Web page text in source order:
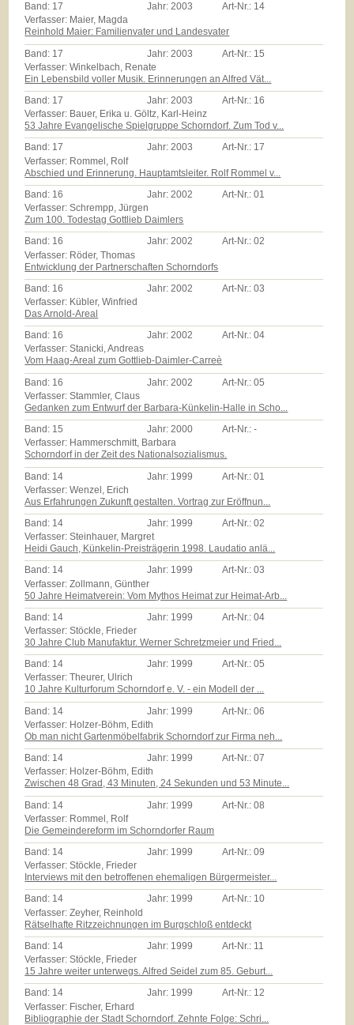
Band: 17 Jahr:2003 Art-Nr.: 14
Verfasser: Maier, Magda
Reinhold Maier: Familienvater und Landesvater
Band: 17 Jahr: 2003 Art-Nr.: 15
Verfasser: Winkelbach, Renate
Ein Lebensbild voller Musik. Erinnerungen an Alfred Vät...
Band: 17 Jahr:2003 Art-Nr.: 16
Verfasser: Bauer, Erika u. Göltz, Karl-Heinz
53 Jahre Evangelische Spielgruppe Schorndorf. Zum Tod v...
Band: 17 Jahr:2003 Art-Nr.: 17
Verfasser: Rommel, Rolf
Abschied und Erinnerung. Hauptamtsleiter. Rolf Rommel v...
Band: 16 Jahr:2002 Art-Nr.:01
Verfasser: Schrempp, Jürgen
Zum 100. Todestag Gottlieb Daimlers
Band: 16 Jahr:2002 Art-Nr.:02
Verfasser: Röder, Thomas
Entwicklung der Partnerschaften Schorndorfs
Band: 16 Jahr: 2002 Art-Nr.:03
Verfasser: Kübler, Winfried
Das Arnold-Areal
Band: 16 Jahr:2002 Art-Nr.:04
Verfasser: Stanicki, Andreas
Vom Haag-Areal zum Gottlieb-Daimler-Carreè
Band: 16 Jahr: 2002 Art-Nr.:05
Verfasser: Stammler, Claus
Gedanken zum Entwurf der Barbara-Künkelin-Halle in Scho...
Band: 15 Jahr:2000 Art-Nr.:-
Verfasser: Hammerschmitt, Barbara
Schorndorf in der Zeit des Nationalsozialismus.
Band: 14 Jahr: 1999 Art-Nr.:01
Verfasser: Wenzel, Erich
Aus Erfahrungen Zukunft gestalten. Vortrag zur Eröffnun...
Band: 14 Jahr: 1999 Art-Nr.:02
Verfasser: Steinhauer, Margret
Heidi Gauch, Künkelin-Preisträgerin 1998. Laudatio anlä...
Band: 14 Jahr: 1999 Art-Nr.:03
Verfasser: Zollmann, Günther
50 Jahre Heimatverein: Vom Mythos Heimat zur Heimat-Arb...
Band: 14 Jahr: 1999 Art-Nr.:04
Verfasser: Stöckle, Frieder
30 Jahre Club Manufaktur. Werner Schretzmeier und Fried...
Band: 14 Jahr: 1999 Art-Nr.:05
Verfasser: Theurer, Ulrich
10 Jahre Kulturforum Schorndorf e. V. - ein Modell der ...
Band: 14 Jahr: 1999 Art-Nr.:06
Verfasser: Holzer-Böhm, Edith
Ob man nicht Gartenmöbelfabrik Schorndorf zur Firma neh...
Band: 14 Jahr: 1999 Art-Nr.:07
Verfasser: Holzer-Böhm, Edith
Zwischen 48 Grad, 43 Minuten, 24 Sekunden und 53 Minute...
Band: 14 Jahr: 1999 Art-Nr.:08
Verfasser: Rommel, Rolf
Die Gemeindereform im Schorndorfer Raum
Band: 14 Jahr: 1999 Art-Nr.:09
Verfasser: Stöckle, Frieder
Interviews mit den betroffenen ehemaligen Bürgermeister...
Band: 14 Jahr: 1999 Art-Nr.: 10
Verfasser: Zeyher, Reinhold
Rätselhafte Ritzzeichnungen im Burgschloß entdeckt
Band: 14 Jahr: 1999 Art-Nr.: 11
Verfasser: Stöckle, Frieder
15 Jahre weiter unterwegs. Alfred Seidel zum 85. Geburt...
Band: 14 Jahr: 1999 Art-Nr.: 12
Verfasser: Fischer, Erhard
Bibliographie der Stadt Schorndorf. Zehnte Folge: Schri...